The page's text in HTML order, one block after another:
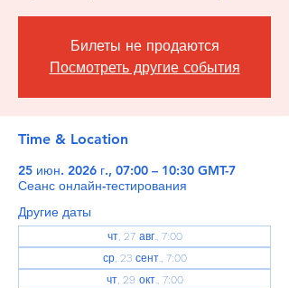
Билеты не продаются
Посмотреть другие события
Time & Location
25 июн. 2026 г., 07:00 – 10:30 GMT-7
Сеанс онлайн-тестирования
Другие даты
чт, 27 авг., 7:00
ср, 23 сент., 7:00
чт, 29 окт., 7:00